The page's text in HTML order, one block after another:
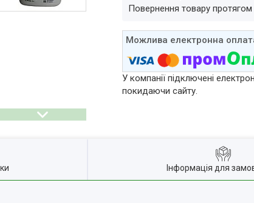
повернення товару
У компанії підключені
покидаючи сайту.
Інформація для